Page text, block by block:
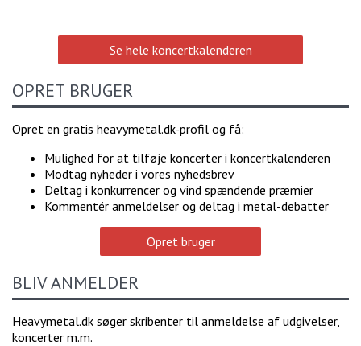
Se hele koncertkalenderen
OPRET BRUGER
Opret en gratis heavymetal.dk-profil og få:
Mulighed for at tilføje koncerter i koncertkalenderen
Modtag nyheder i vores nyhedsbrev
Deltag i konkurrencer og vind spændende præmier
Kommentér anmeldelser og deltag i metal-debatter
Opret bruger
BLIV ANMELDER
Heavymetal.dk søger skribenter til anmeldelse af udgivelser,
koncerter m.m.